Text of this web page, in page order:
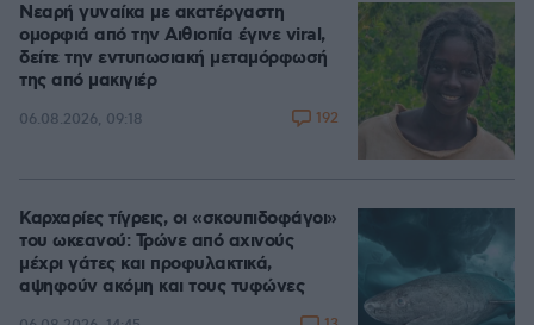
Νεαρή γυναίκα με ακατέργαστη
ομορφιά από την Αιθιοπία έγινε viral,
δείτε την εντυπωσιακή μεταμόρφωσή
της από μακιγιέρ
06.08.2026, 09:18 192
Καρχαρίες τίγρεις, οι «σκουπιδοφάγοι»
του ωκεανού: Τρώνε από αχινούς
μέχρι γάτες και προφυλακτικά,
αψηφούν ακόμη και τους τυφώνες